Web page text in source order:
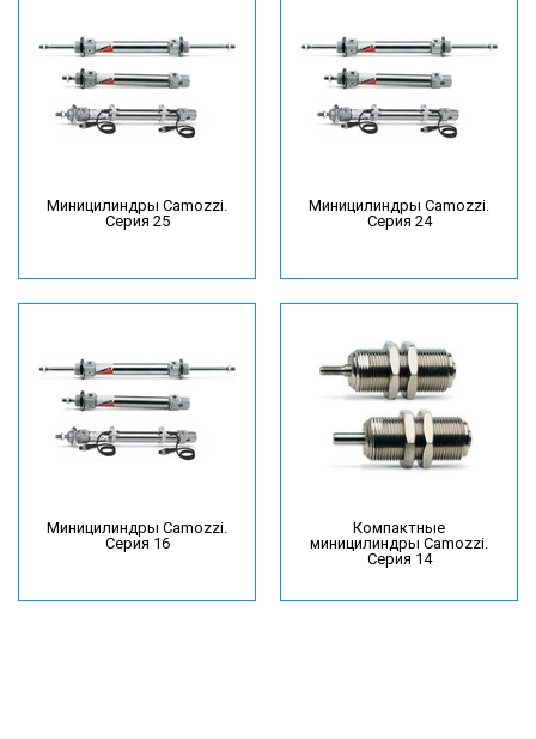
Миницилиндры Camozzi.
Серия 25
Миницилиндры Camozzi.
Серия 24
Миницилиндры Camozzi.
Серия 16
Компактные
миницилиндры Camozzi.
Серия 14